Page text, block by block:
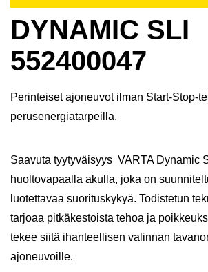
DYNAMIC SLI
552400047
Perinteiset ajoneuvot ilman Start-Stop-
perusenergiatarpeilla.
Saavuta tyytyväisyys VARTA Dynamic
huoltovapaalla akulla, joka on
luotettavaa suorituskykyä. Todistetun
tarjoaa pitkäkestoista tehoa ja
tekee siitä ihanteellisen valinnan
ajoneuvoille.